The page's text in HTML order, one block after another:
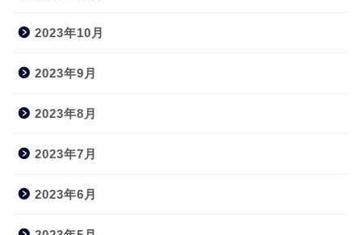
2023年10月
2023年9月
2023年8月
2023年7月
2023年6月